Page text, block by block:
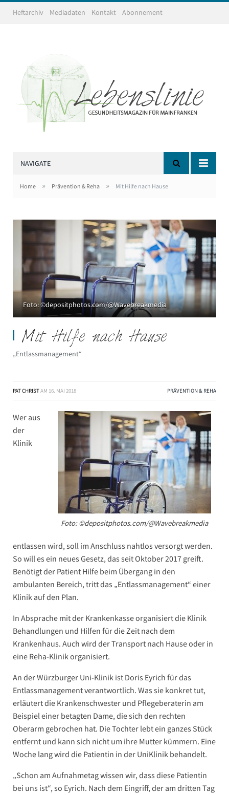
Heftarchiv Mediadaten Kontakt Abonnement
NAVIGATE
Home » Prävention & Reha » Mit Hilfe nach Hause
Foto: ©depositphotos.com/@Wavebreakmedia
Mit Hilfe nach Hause
„Entlassmanagement“
PAT CHRISTAM 16. MAI 2018 PRÄVENTION & REHA
Foto: ©depositphotos.com/@Wavebreakmedia
Wer aus
der
Klinik
entlassen wird, soll im Anschluss nahtlos versorgt werden.
So will es ein neues Gesetz, das seit Oktober 2017 greift.
Benötigt der Patient Hilfe beim Übergang in den
ambulanten Bereich, tritt das „Entlassmanagement“ einer
Klinik auf den Plan.
In Absprache mit der Krankenkasse organisiert die Klinik
Behandlungen und Hilfen für die Zeit nach dem
Krankenhaus. Auch wird der Transport nach Hause oder in
eine Reha-Klinik organisiert.
An der Würzburger Uni-Klinik ist Doris Eyrich für das
Entlassmanagement verantwortlich. Was sie konkret tut,
erläutert die Krankenschwester und Pflegeberaterin am
Beispiel einer betagten Dame, die sich den rechten
Oberarm gebrochen hat. Die Tochter lebt ein ganzes Stück
entfernt und kann sich nicht um ihre Mutter kümmern. Eine
Woche lang wird die Patientin in der UniKlinik behandelt.
„Schon am Aufnahmetag wissen wir, dass diese Patientin
bei uns ist“, so Eyrich. Nach dem Eingriff, der am dritten Tag